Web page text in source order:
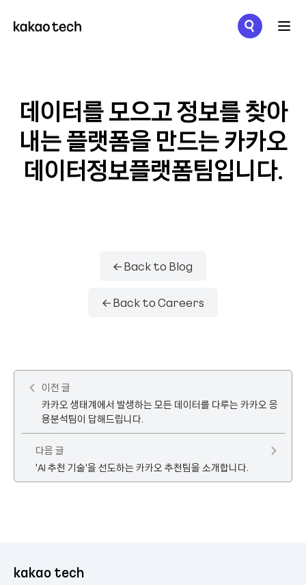
데이터를 모으고 정보를 찾아
내는 플랫폼을 만드는 카카오
데이터정보플랫폼팀입니다.
← Back to Blog
← Back to Careers
이전 글
카카오 생태계에서 발생하는 모든 데이터를 다루는 카카오 응
용분석팀이 답해드립니다.
다음 글
'AI 추천 기술'을 선도하는 카카오 추천팀을 소개합니다.
kakao tech